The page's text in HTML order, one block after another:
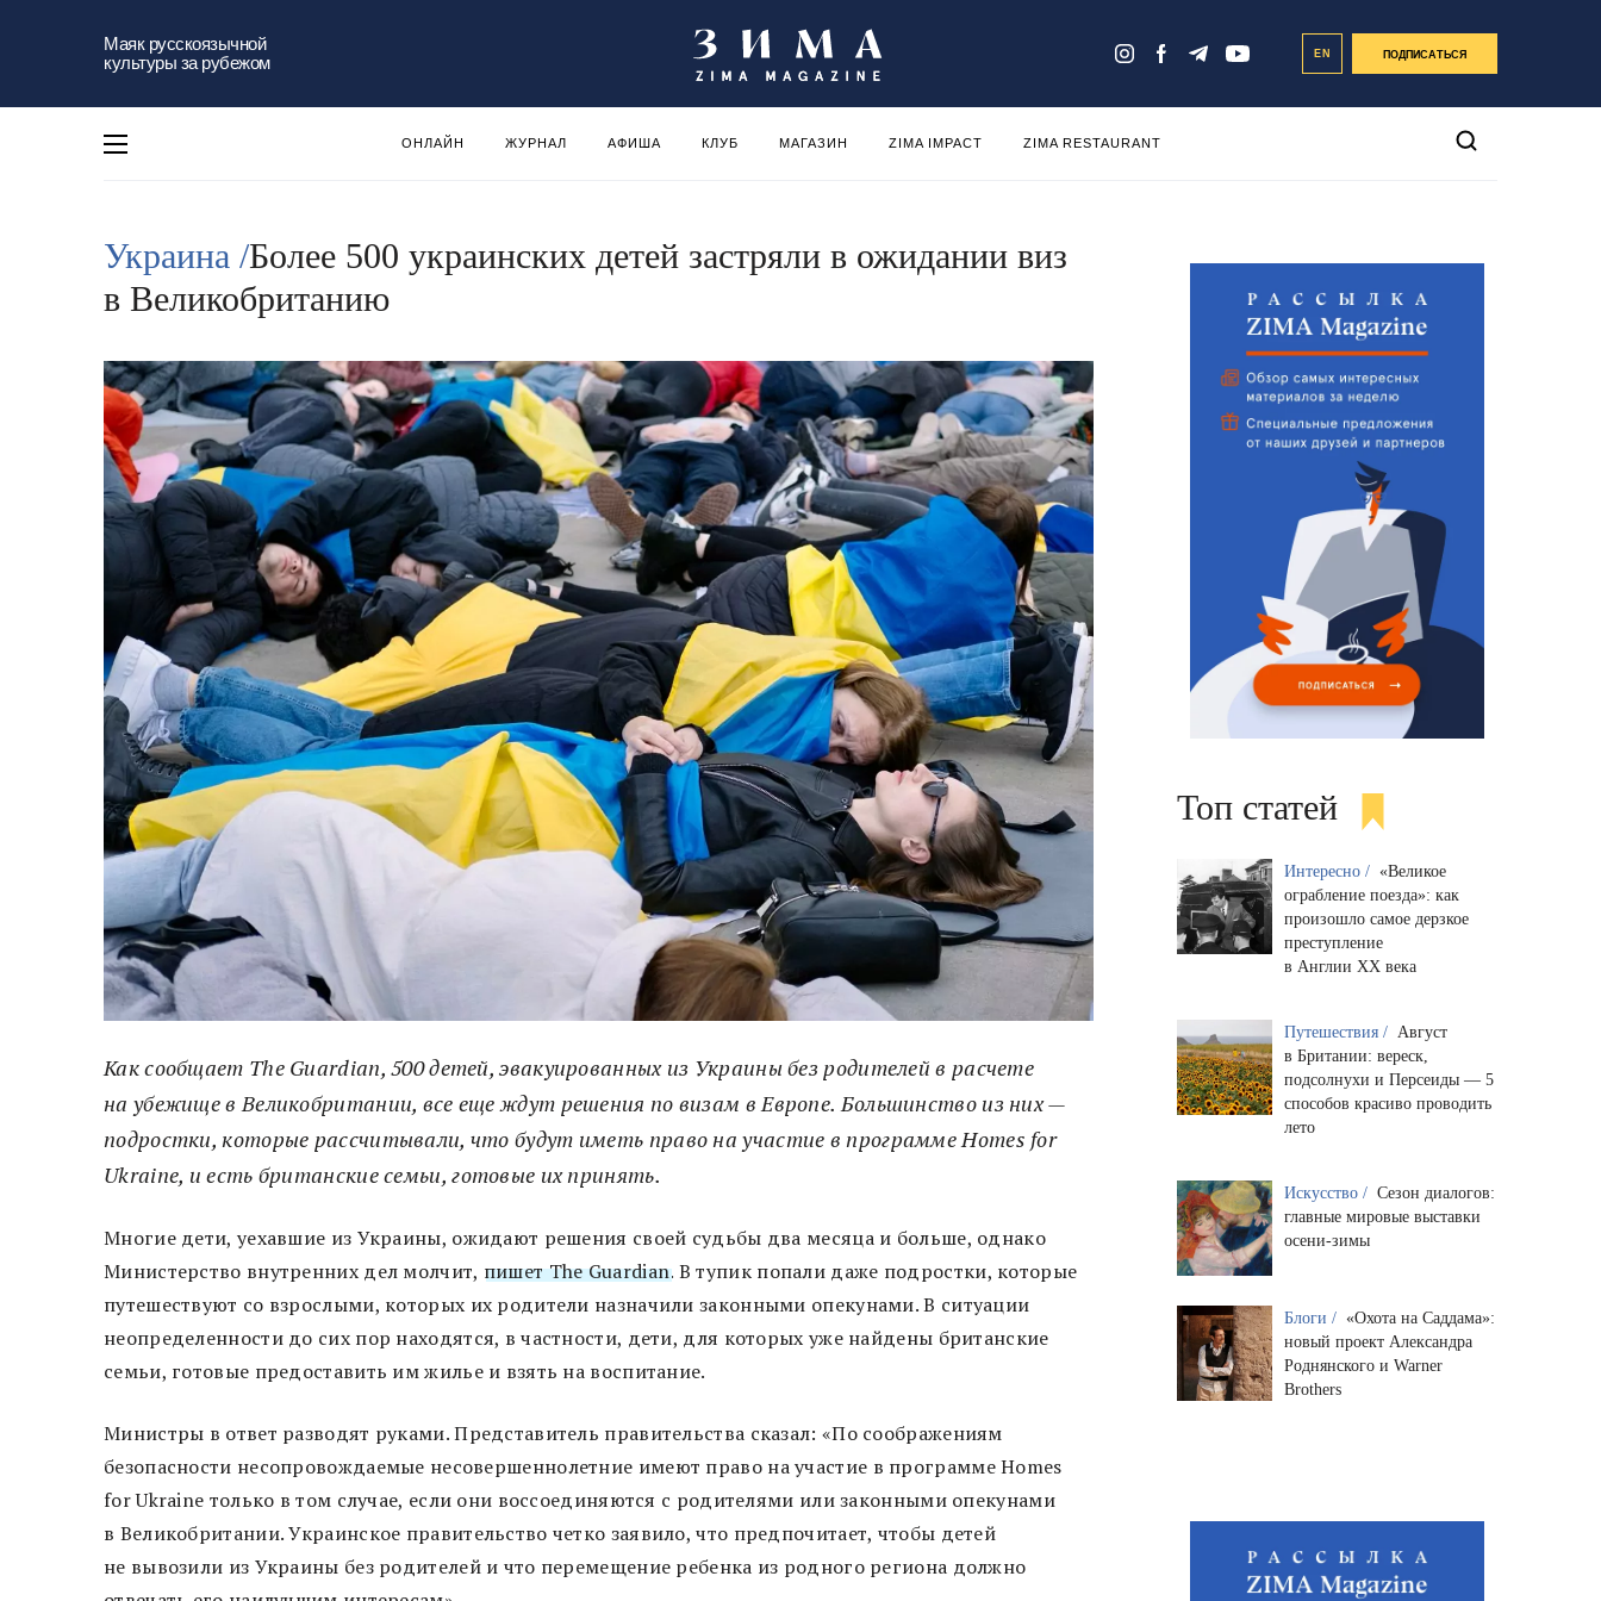
Маяк русскоязычной
культуры за рубежом
EN ПОДПИСАТЬСЯ
ОНЛАЙН ЖУРНАЛ АФИША КЛУБ МАГАЗИН ZIMA IMPACT ZIMA RESTAURANT
Украина /Более 500 украинских детей застряли в ожидании виз
в Великобританию
Как сообщает The Guardian, 500 детей, эвакуированных из Украины без родителей в расчете
на убежище в Великобритании, все еще ждут решения по визам в Европе. Большинство из них —
подростки, которые рассчитывали, что будут иметь право на участие в программе Homes for
Ukraine, и есть британские семьи, готовые их принять.
Многие дети, уехавшие из Украины, ожидают решения своей судьбы два месяца и больше, однако
Министерство внутренних дел молчит, пишет The Guardian. В тупик попали даже подростки, которые
путешествуют со взрослыми, которых их родители назначили законными опекунами. В ситуации
неопределенности до сих пор находятся, в частности, дети, для которых уже найдены британские
семьи, готовые предоставить им жилье и взять на воспитание.
Министры в ответ разводят руками. Представитель правительства сказал: «По соображениям
безопасности несопровождаемые несовершеннолетние имеют право на участие в программе Homes
for Ukraine только в том случае, если они воссоединяются с родителями или законными опекунами
в Великобритании. Украинское правительство четко заявило, что предпочитает, чтобы детей
не вывозили из Украины без родителей и что перемещение ребенка из родного региона должно
Топ статей
Интересно / «Великое
ограбление поезда»: как
произошло самое дерзкое
преступление
в Англии XX века
Путешествия / Август
в Британии: вереск,
подсолнухи и Персеиды — 5
способов красиво проводить
лето
Искусство / Сезон диалогов:
главные мировые выставки
осени-зимы
Блоги / «Охота на Саддама»:
новый проект Александра
Роднянского и Warner
Brothers